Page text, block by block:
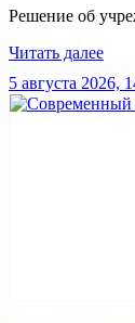
Решение об
Читать далее
5 августа 2026,